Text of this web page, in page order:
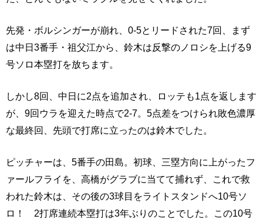
先発・ボルシンガーが崩れ、0-5とリードされた7回、まず
は中日3番手・祖父江から、鈴木は反撃のノロシを上げる9
号ソロ本塁打を放ちます。
しかし8回、中日に2点を追加され、ロッテも1点を返します
が、9回ウラを迎えた時点で2-7。5点差をつけられ敗色濃厚
な最終回、先頭で打席に立ったのは鈴木でした。
ピッチャーは、5番手の田島。初球、三塁方向に上がったフ
ァールフライを、高橋がグラブに当てて捕れず、これで救
われた鈴木は、その後の3球目をライトスタンドへ10号ソ
ロ！ 2打席連続本塁打は3年ぶりのことでした。この10号